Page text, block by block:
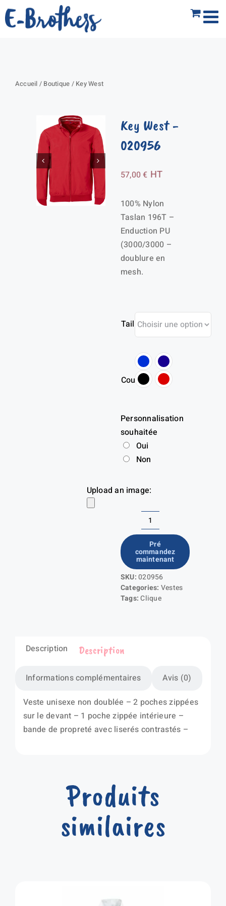
Passer
au
Accueil / Boutique / Key West
Key West-
020956
57,00€ HT
100% Nylon
Taslan 196T –
Enduction PU
(3000/3000 –
doublure en
mesh.
Taille
Couleur
Personnalisation
souhaitée
Oui
Non
Upload an image:
quantité
de
Key
West
Pré
commandez
maintenant
SKU:020956
Categories: Vestes
Tags:Clique
Description
Informations complémentaires Avis (0)
Description
Veste unisexe non doublée – 2 poches zippées
sur le devant – 1 poche zippée intérieure –
bande de propreté avec liserés contrastés –
Produits
similaires